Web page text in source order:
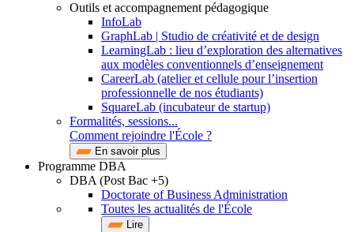
Outils et accompagnement pédagogique
InfoLab
GraphLab | Studio de créativité et de design
LearningLab : lieu d’exploration des alternatives
aux modèles conventionnels d’enseignement
CareerLab (atelier et cellule pour l’insertion
professionnelle de nos étudiants)
SquareLab (incubateur de startup)
Formalités, sessions...
Comment rejoindre l'École ?
En savoir plus
Programme DBA
DBA (Post Bac +5)
Doctorate of Business Administration
Toutes les actualités de l'École
Lire